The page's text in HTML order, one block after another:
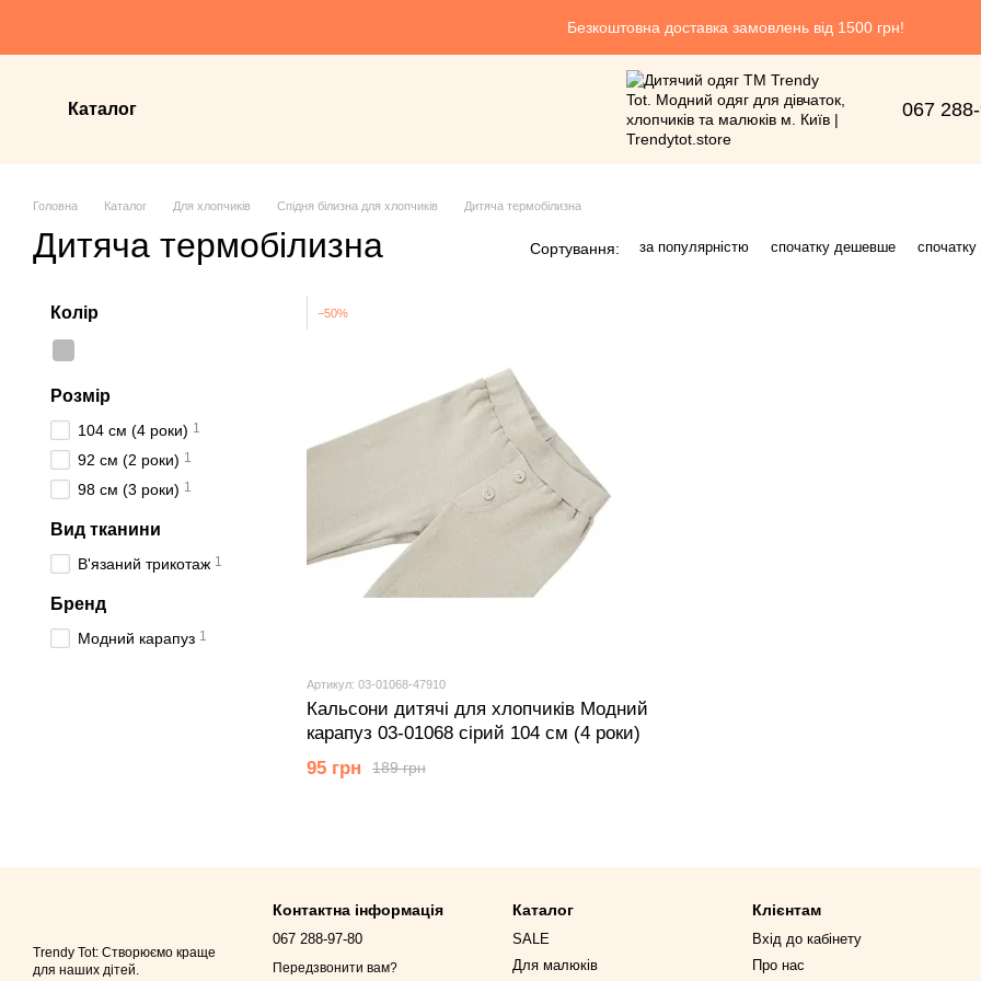
Безкоштовна доставка замовлень від 1500 грн!
Каталог 067
Головна Каталог Для хлопчиків Спідня білизна для хлопчиків Дитяча термобілизна
Дитяча термобілизна Сортування: за популярністю спочатку дешевше спочатку
−50%
Артикул: 03-01068-47910
Кальсони дитячі для хлопчиків Модний
карапуз 03-01068 сірий 104 см (4 роки)
189 грн
95 грн
Колір
Розмір
104 см (4 роки) 1
92 см (2 роки) 1
98 см (3 роки) 1
Вид тканини
В'язаний трикотаж 1
Бренд
Модний карапуз 1
Trendy Tot: Створюємо краще
для наших дітей.
Контактна інформація
067 288-97-80
Передзвонити вам?
Каталог
SALE
Для малюків
Клієнтам
Вхід до кабінету
Про нас